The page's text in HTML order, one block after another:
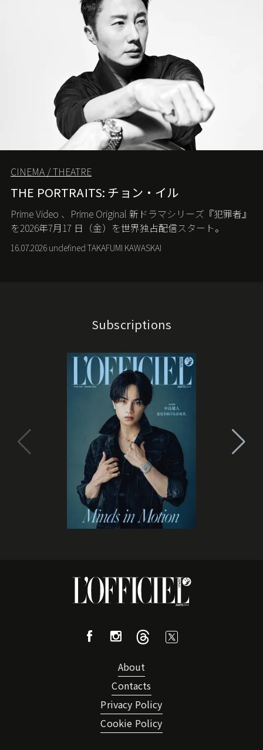
CINEMA / THEATRE
THE PORTRAITS: チョン・イル
Prime Video 、 Prime Original 新ドラマシリーズ『犯罪者』
を2026年7月 17 日（金）を世界独占配信スタート。
16.07.2026 undefined TAKAFUMI KAWASKAI
Subscriptions
About
Contacts
Privacy Policy
Cookie Policy